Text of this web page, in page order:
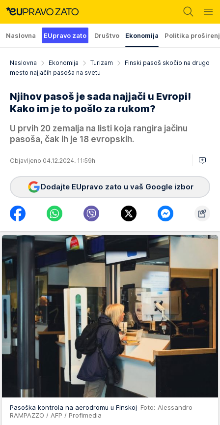
Naslovna EUpravo zato Društvo Ekonomija Politika
Naslovna Ekonomija Turizam
Finski pasoš skočio na drugo
mesto najjačih pasoša na svetu
Njihov pasoš je sada najjači u Evropi!
Kako im je to pošlo za rukom?
U prvih 20 zemalja na listi koja rangira jačinu
pasoša, čak ih je 18 evropskih.
Objavljeno 04.12.2024. 11:59h
Dodajte EUpravo zato u vaš Google izbor
Pasoška kontrola na aerodromu u Finskoj Foto: Alessandro
RAMPAZZO / AFP / Profimedia